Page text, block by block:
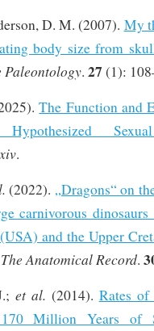
D. M. (2007). My
body size from
. 27(1):
The Function and
Hypothesized
.
(2022). „Dragons“ on
carnivorous
and the Upper
The Anatomical Record.
et al. (2014). Rates
Million Years of